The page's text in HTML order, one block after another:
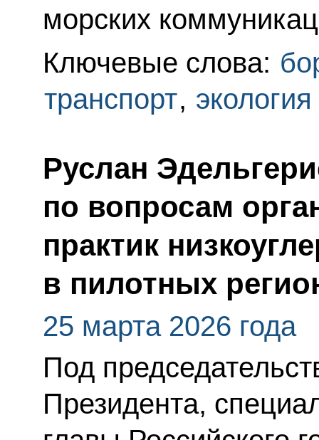
морских
Ключевые слова:
транспорт, экология
Руслан
по вопросам
практик
в пилотных
25 марта 2026 года
Под
Президента,